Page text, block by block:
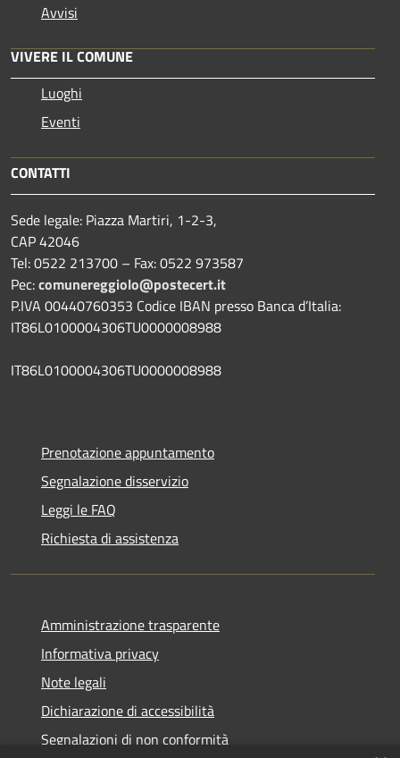
Avvisi
VIVERE IL COMUNE
Luoghi
Eventi
CONTATTI
Sede legale: Piazza Martiri, 1-2-3,
CAP 42046
Tel: 0522 213700 – Fax: 0522 973587
Pec:comunereggiolo@postecert.it
P.IVA 00440760353 Codice IBAN presso Banca d’Italia:
IT86L0100004306TU0000008988
IT86L0100004306TU0000008988
Prenotazione appuntamento
Segnalazione disservizio
Leggi le FAQ
Richiesta di assistenza
Amministrazione trasparente
Informativa privacy
Note legali
Dichiarazione di accessibilità
Segnalazioni di non conformità